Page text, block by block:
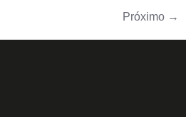
Próximo →